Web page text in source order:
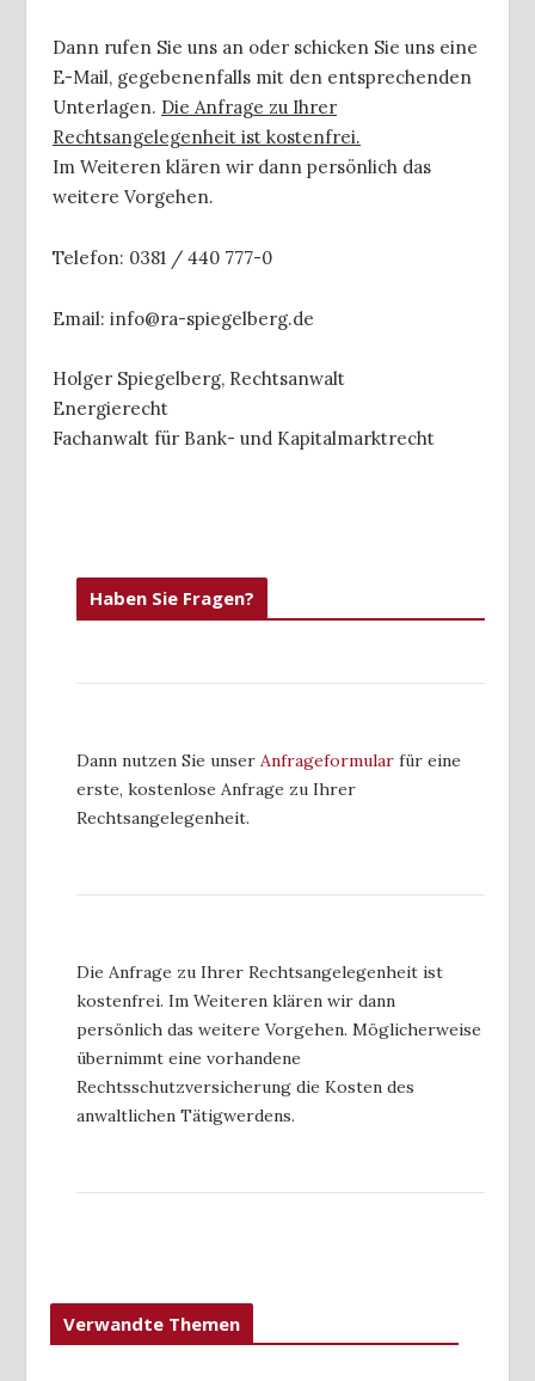
Dann rufen Sie uns an oder schicken Sie uns eine
E-Mail, gegebenenfalls mit den entsprechenden
Unterlagen. Die Anfrage zu Ihrer
Rechtsangelegenheit ist kostenfrei.
Im Weiteren klären wir dann persönlich das
weitere Vorgehen.
Telefon: 0381 / 440 777-0
Email: info@ra-spiegelberg.de
Holger Spiegelberg, Rechtsanwalt
Energierecht
Fachanwalt für Bank- und Kapitalmarktrecht
Haben Sie Fragen?
Dann nutzen Sie unser Anfrageformular für eine
erste, kostenlose Anfrage zu Ihrer
Rechtsangelegenheit.
Die Anfrage zu Ihrer Rechtsangelegenheit ist
kostenfrei. Im Weiteren klären wir dann
persönlich das weitere Vorgehen. Möglicherweise
übernimmt eine vorhandene
Rechtsschutzversicherung die Kosten des
anwaltlichen Tätigwerdens.
Verwandte Themen